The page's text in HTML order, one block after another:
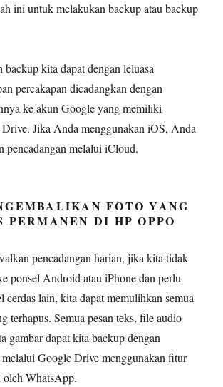
ini untuk melakukan backup atau backup
backup kita dapat dengan leluasa
percakapan dicadangkan dengan
ke akun Google yang memiliki
Jika Anda menggunakan iOS, Anda
pencadangan melalui iCloud.
FOTO YANG
PERMANEN DI HP OPPO
pencadangan harian, jika kita tidak
ponsel Android atau iPhone dan perlu
cerdas lain, kita dapat memulihkan semua
terhapus. Semua pesan teks, file audio
gambar dapat kita backup dengan
Google Drive menggunakan fitur
oleh WhatsApp.